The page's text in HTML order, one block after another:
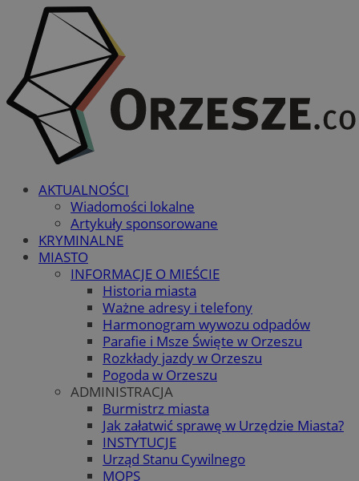
AKTUALNOŚCI
Wiadomości lokalne
Artykuły sponsorowane
KRYMINALNE
MIASTO
INFORMACJE O MIEŚCIE
Historia miasta
Ważne adresy i telefony
Harmonogram wywozu odpadów
Parafie i Msze Święte w Orzeszu
Rozkłady jazdy w Orzeszu
Pogoda w Orzeszu
ADMINISTRACJA
Burmistrz miasta
Jak załatwić sprawę w Urzędzie Miasta?
INSTYTUCJE
Urząd Stanu Cywilnego
MOPS